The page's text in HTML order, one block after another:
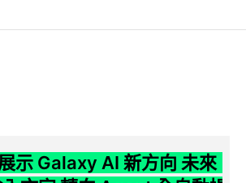
示 Galaxy AI 新方向 未來